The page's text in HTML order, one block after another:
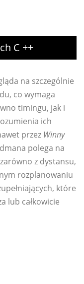
C ++
na szczególnie
co wymaga
timingu, jak i
ich
przez Winny
polega na
z dystansu,
rozplanowaniu
które
lub całkowicie